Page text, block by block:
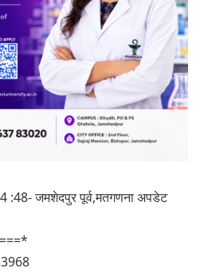
:48- जमशेदपुर पूर्व,मतगणना अपडेट